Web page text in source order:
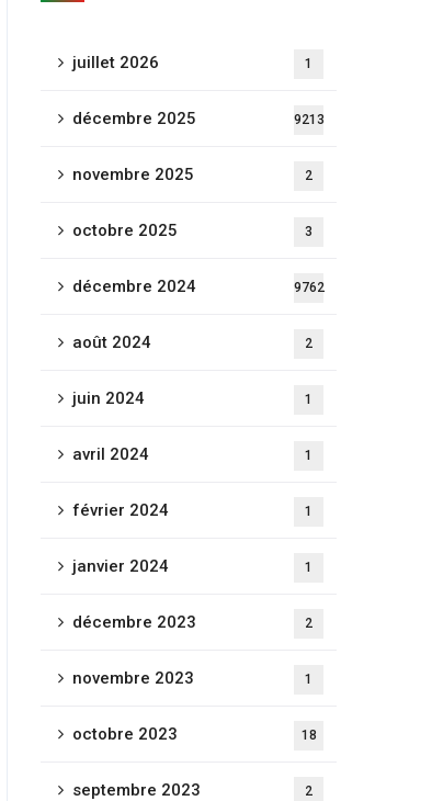
juillet 2026 1
décembre 2025 9213
novembre 2025 2
octobre 2025 3
décembre 2024 9762
août 2024 2
juin 2024 1
avril 2024 1
février 2024 1
janvier 2024 1
décembre 2023 2
novembre 2023 1
octobre 2023 18
septembre 2023 2